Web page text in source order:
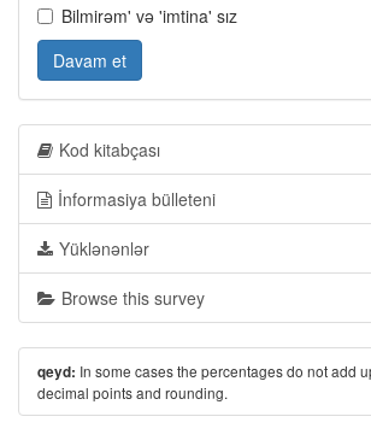
Bilmirəm' və 'imtina' sız
Davam et
Kod kitabçası
İnformasiya bülleteni
Yüklənənlər
Browse this survey
qeyd: In some cases the percentages do not add
decimal points and rounding.